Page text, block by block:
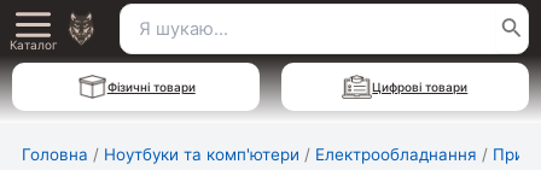
Перейти
до
вмісту
Main
Menu
Каталог
Пошук
для:
Фізичні товари Цифрові товари
Головна / Ноутбуки та комп'ютери / Електрообладнання /